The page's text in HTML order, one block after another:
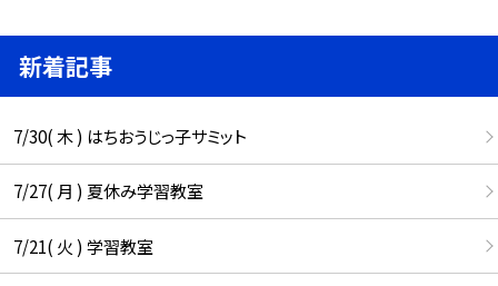
新着記事
7/30( 木 ) はちおうじっ子サミット
7/27( 月 ) 夏休み学習教室
7/21( 火 ) 学習教室